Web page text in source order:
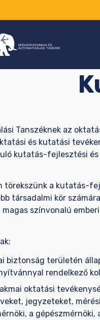
Tanszéknek az
és kutatási
kutatás-fejlesztési
törekszünk a kutatás-
társadalmi kör
magas színvonalú
biztonság területén
rendelkező
oktatási
jegyzeteket,
a